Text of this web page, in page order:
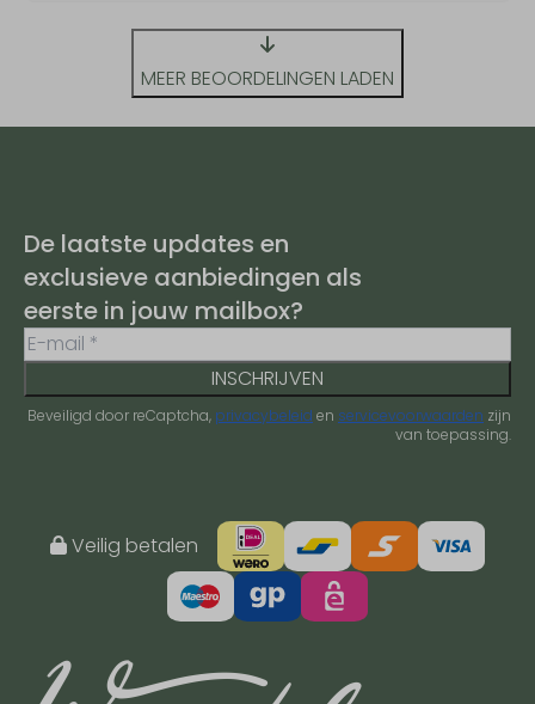
MEER BEOORDELINGEN LADEN
De laatste updates en
exclusieve aanbiedingen als
eerste in jouw mailbox?
INSCHRIJVEN
Beveiligd door reCaptcha, privacybeleid en servicevoorwaarden zijn
van toepassing.
Veilig betalen